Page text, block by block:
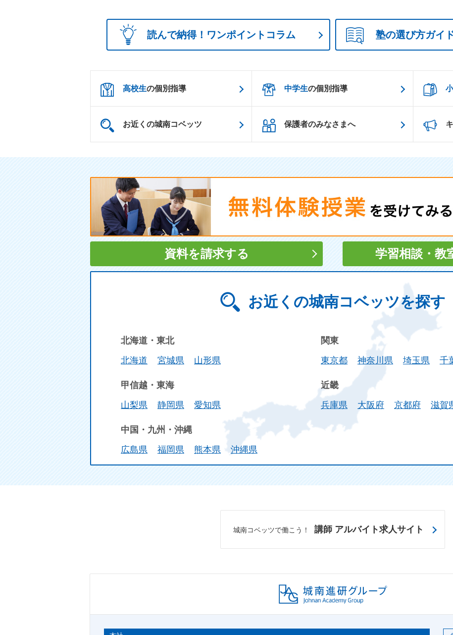
読んで納得！ワンポイントコラム 塾の選び方ガイ
高校生の個別指導 中学生の個別指導
お近くの城南コベッツ 保護者のみなさまへ
資料を請求する 学習相談・ 教
お近くの城南コベッツを探す
北海道・東北
北海道
宮城県 山形県
関東
東京都
神奈川県 埼玉県 千
甲信越・東海
山梨県
静岡県 愛知県
近畿
兵庫県
大阪府 京都府 滋賀
中国・九州・沖縄
広島県
福岡県 熊本県 沖縄県
城南コベッツで働こう！ 講師 アルバイト求人サイト